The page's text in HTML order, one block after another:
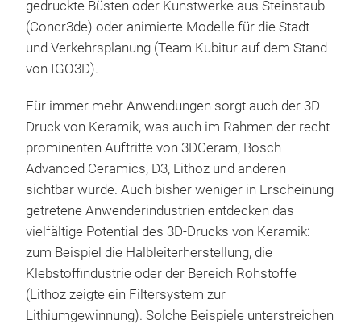
gedruckte Büsten oder Kunstwerke aus Steinstaub
(Concr3de) oder animierte Modelle für die Stadt-
und Verkehrsplanung (Team Kubitur auf dem Stand
von IGO3D).
Für immer mehr Anwendungen sorgt auch der 3D-
Druck von Keramik, was auch im Rahmen der recht
prominenten Auftritte von 3DCeram, Bosch
Advanced Ceramics, D3, Lithoz und anderen
sichtbar wurde. Auch bisher weniger in Erscheinung
getretene Anwenderindustrien entdecken das
vielfältige Potential des 3D-Drucks von Keramik:
zum Beispiel die Halbleiterherstellung, die
Klebstoffindustrie oder der Bereich Rohstoffe
(Lithoz zeigte ein Filtersystem zur
Lithiumgewinnung). Solche Beispiele unterstreichen